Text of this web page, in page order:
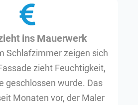
ins Mauerwerk
Schlafzimmer zeigen sich
zieht Feuchtigkeit,
geschlossen wurde. Das
Monaten vor, der Maler